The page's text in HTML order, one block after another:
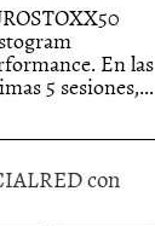
En las
5 sesiones,...
con